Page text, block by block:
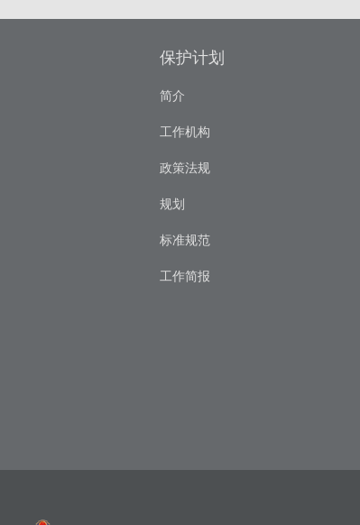
保护计划
简介
工作机构
政策法规
规划
标准规范
工作简报